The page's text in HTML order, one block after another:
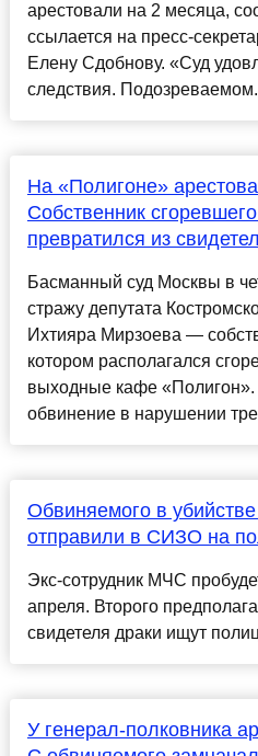
арестовали на 2 месяца,
ссылается на пресс-
Елену Сдобнову. «Суд
следствия.
На «Полигоне»
Собственник
превратился из
Басманный суд Москвы в
стражу депутата
Ихтияра Мирзоева —
котором располагался
выходные кафе
обвинение в нарушении
Обвиняемого в
отправили в СИЗО на
Экс-сотрудник МЧС
апреля. Второго
свидетеля драки ищут
У генерал-полковника